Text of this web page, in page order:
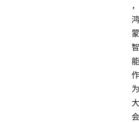
，
鸿
蒙
智
能
作
为
大
会